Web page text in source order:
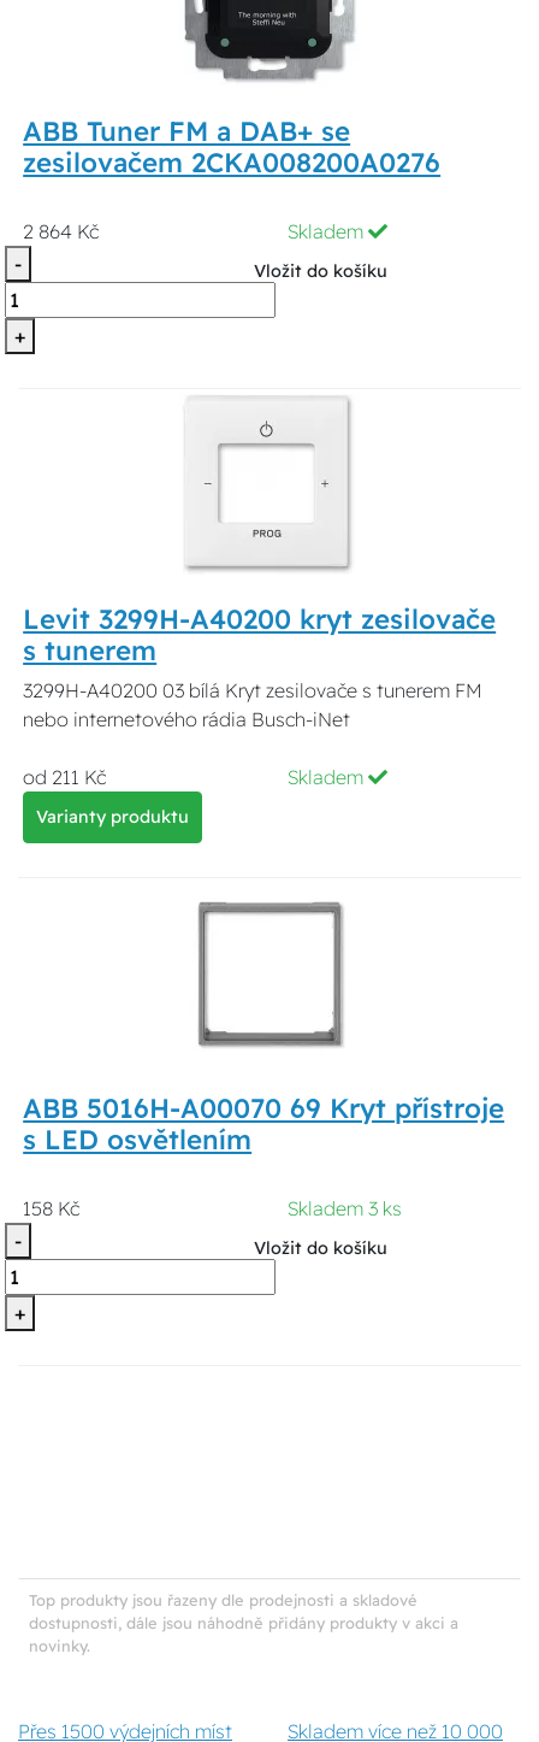
ABB Tuner FM a DAB+ se
zesilovačem 2CKA008200A0276
2 864 Kč
Skladem
-
+
Vložit do košíku
Levit 3299H-A40200 kryt zesilovače
s tunerem
3299H-A40200 03 bílá Kryt zesilovače s tunerem FM
nebo internetového rádia Busch-iNet
od 211 Kč Skladem
Varianty produktu
ABB 5016H-A00070 69 Kryt přístroje
s LED osvětlením
158 Kč
Skladem 3 ks
-
+
Vložit do košíku
Top produkty jsou řazeny dle prodejnosti a skladové
dostupnosti, dále jsou náhodně přidány produkty v akci a
novinky.
Přes 1500 výdejních míst Skladem více než 10 000